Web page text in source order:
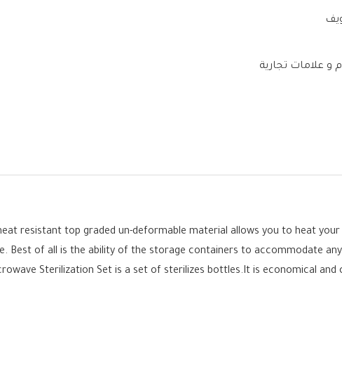
و علامات تجارية
resistant top graded un-deformable material allows you to heat
Best of all is the ability of the storage containers to accommodate
Sterilization Set is a set of sterilizes bottles.It is economical